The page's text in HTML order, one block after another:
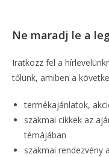
Ne maradj le a
Iratkozz fel a
tőlünk, amiben a
termékajánlatok,
szakmai cikkek az
témájában
szakmai rendezvény